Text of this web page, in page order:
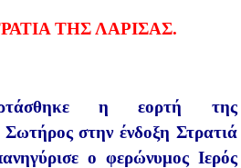
ΤΗΣ ΛΑΡΙΣΑΣ.
η εορτή της
στην ένδοξη Στρατιά
ο φερώνυμος Ιερός